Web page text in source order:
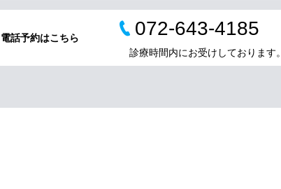
電話予約はこちら 072-643-4185
診療時間内にお受けしております。